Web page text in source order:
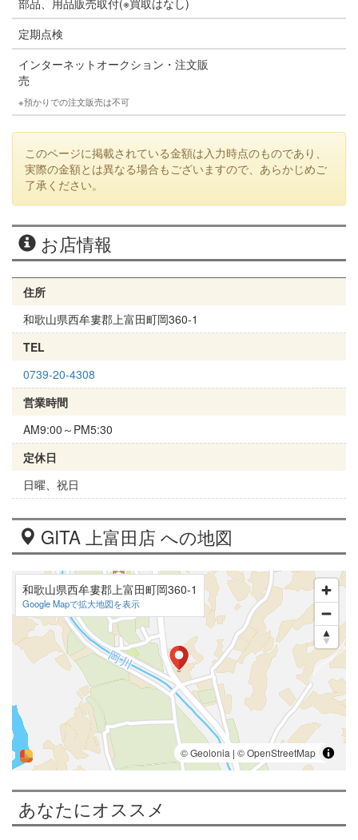
部品、用品販売取付(※買取はなし)
定期点検
インターネットオークション・注文販
売
※預かりでの注文販売は不可
このページに掲載されている金額は入力時点のものであり、
実際の金額とは異なる場合もございますので、あらかじめご
了承ください。
お店情報
住所
和歌山県西牟婁郡上富田町岡360-1
TEL
0739-20-4308
営業時間
AM9:00～PM5:30
定休日
日曜、祝日
GITA 上富田店 への地図
和歌山県西牟婁郡上富田町岡360-1
Google Mapで拡大地図を表示
あなたにオススメ